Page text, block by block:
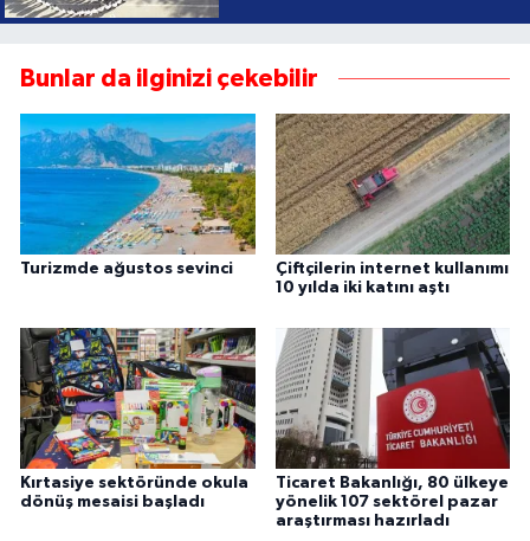
Bunlar da ilginizi çekebilir
Turizmde ağustos sevinci
Çiftçilerin internet kullanımı
10 yılda iki katını aştı
Kırtasiye sektöründe okula
dönüş mesaisi başladı
Ticaret Bakanlığı, 80 ülkeye
yönelik 107 sektörel pazar
araştırması hazırladı